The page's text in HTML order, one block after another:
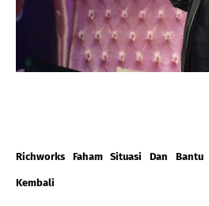
Richworks Faham Situasi Dan
Kembali